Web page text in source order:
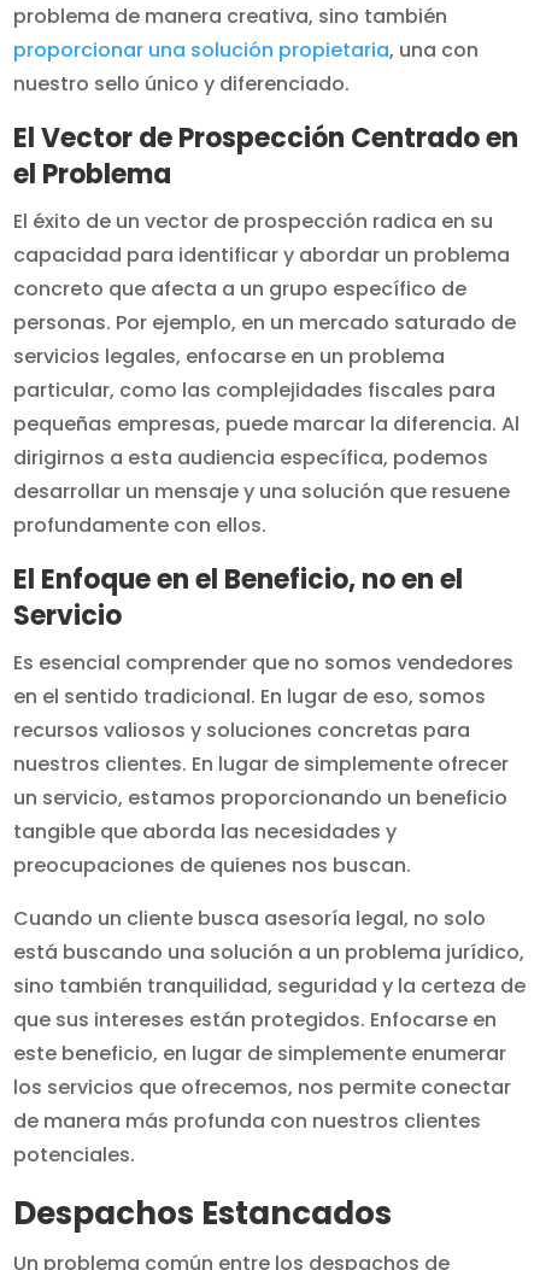
problema de manera creativa, sino también
proporcionar una solución propietaria, una con
nuestro sello único y diferenciado.
El Vector de Prospección Centrado en
el Problema
El éxito de un vector de prospección radica en su
capacidad para identificar y abordar un problema
concreto que afecta a un grupo específico de
personas. Por ejemplo, en un mercado saturado de
servicios legales, enfocarse en un problema
particular, como las complejidades fiscales para
pequeñas empresas, puede marcar la diferencia. Al
dirigirnos a esta audiencia específica, podemos
desarrollar un mensaje y una solución que resuene
profundamente con ellos.
El Enfoque en el Beneficio, no en el
Servicio
Es esencial comprender que no somos vendedores
en el sentido tradicional. En lugar de eso, somos
recursos valiosos y soluciones concretas para
nuestros clientes. En lugar de simplemente ofrecer
un servicio, estamos proporcionando un beneficio
tangible que aborda las necesidades y
preocupaciones de quienes nos buscan.
Cuando un cliente busca asesoría legal, no solo
está buscando una solución a un problema jurídico,
sino también tranquilidad, seguridad y la certeza de
que sus intereses están protegidos. Enfocarse en
este beneficio, en lugar de simplemente enumerar
los servicios que ofrecemos, nos permite conectar
de manera más profunda con nuestros clientes
potenciales.
Despachos Estancados
Un problema común entre los despachos de